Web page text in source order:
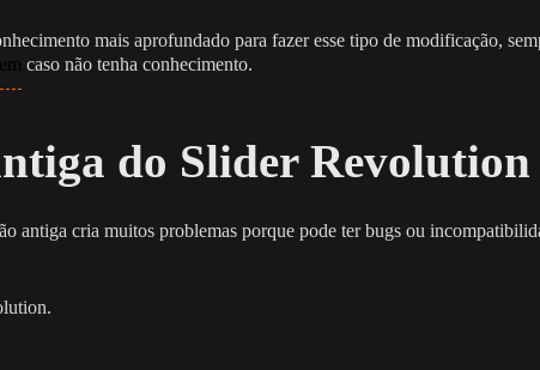
mais aprofundado para fazer esse tipo de modificação,
caso não tenha conhecimento.
do Slider Revolution
antiga cria muitos problemas porque pode ter bugs ou